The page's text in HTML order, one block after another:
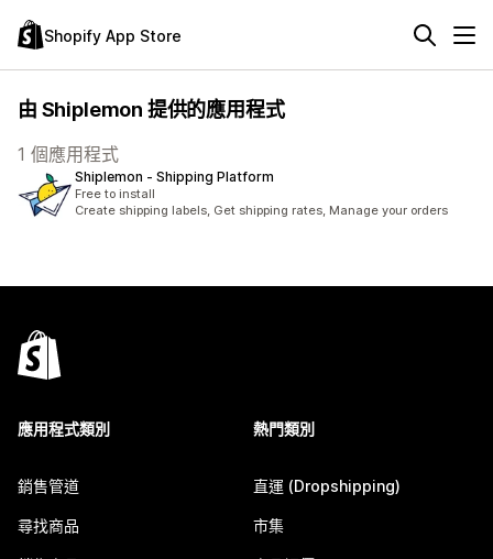
Shopify App Store
由 Shiplemon 提供的應用程式
1 個應用程式
Shiplemon ‑ Shipping Platform
Free to install
Create shipping labels, Get shipping rates, Manage your orders
應用程式類別
銷售管道
尋找商品
熱門類別
直運 (Dropshipping)
市集